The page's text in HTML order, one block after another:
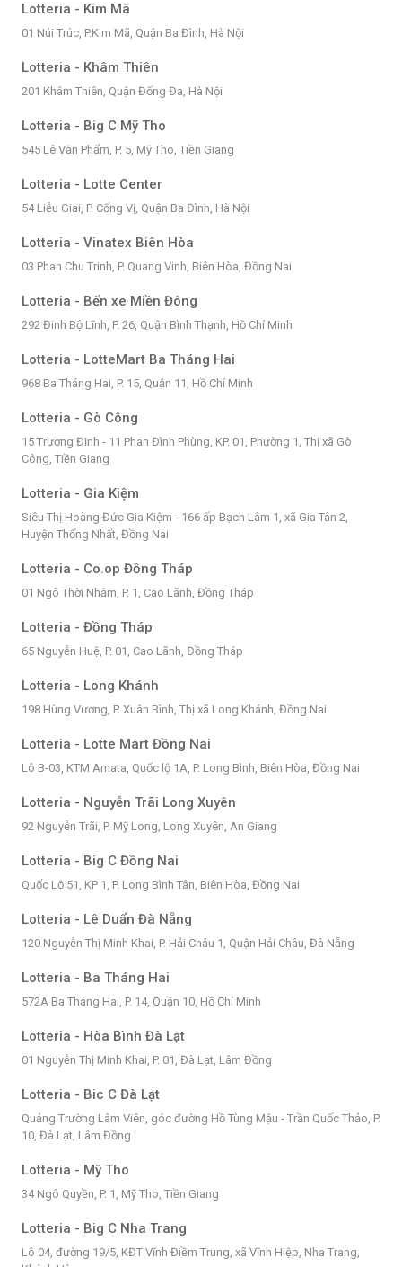
Lotteria - Kim Mã
01 Núi Trúc, P.Kim Mã, Quận Ba Đình, Hà Nội
Lotteria - Khâm Thiên
201 Khâm Thiên, Quận Đống Đa, Hà Nội
Lotteria - Big C Mỹ Tho
545 Lê Văn Phẩm, P. 5, Mỹ Tho, Tiền Giang
Lotteria - Lotte Center
54 Liễu Giai, P. Cống Vị, Quận Ba Đình, Hà Nội
Lotteria - Vinatex Biên Hòa
03 Phan Chu Trinh, P. Quang Vinh, Biên Hòa, Đồng Nai
Lotteria - Bến xe Miền Đông
292 Đinh Bộ Lĩnh, P. 26, Quận Bình Thạnh, Hồ Chí Minh
Lotteria - LotteMart Ba Tháng Hai
968 Ba Tháng Hai, P. 15, Quận 11, Hồ Chí Minh
Lotteria - Gò Công
15 Trương Định - 11 Phan Đình Phùng, KP. 01, Phường 1, Thị xã Gò
Công, Tiền Giang
Lotteria - Gia Kiệm
Siêu Thị Hoàng Đức Gia Kiệm - 166 ấp Bạch Lâm 1, xã Gia Tân 2,
Huyện Thống Nhất, Đồng Nai
Lotteria - Co.op Đồng Tháp
01 Ngô Thời Nhậm, P. 1, Cao Lãnh, Đồng Tháp
Lotteria - Đồng Tháp
65 Nguyễn Huệ, P. 01, Cao Lãnh, Đồng Tháp
Lotteria - Long Khánh
198 Hùng Vương, P. Xuân Bình, Thị xã Long Khánh, Đồng Nai
Lotteria - Lotte Mart Đồng Nai
Lô B-03, KTM Amata, Quốc lộ 1A, P. Long Bình, Biên Hòa, Đồng Nai
Lotteria - Nguyễn Trãi Long Xuyên
92 Nguyễn Trãi, P. Mỹ Long, Long Xuyên, An Giang
Lotteria - Big C Đồng Nai
Quốc Lộ 51, KP 1, P. Long Bình Tân, Biên Hòa, Đồng Nai
Lotteria - Lê Duẩn Đà Nẵng
120 Nguyễn Thị Minh Khai, P. Hải Châu 1, Quận Hải Châu, Đà Nẵng
Lotteria - Ba Tháng Hai
572A Ba Tháng Hai, P. 14, Quận 10, Hồ Chí Minh
Lotteria - Hòa Bình Đà Lạt
01 Nguyễn Thị Minh Khai, P. 01, Đà Lạt, Lâm Đồng
Lotteria - Bic C Đà Lạt
Quảng Trường Lâm Viên, góc đường Hồ Tùng Mậu - Trần Quốc Thảo, P.
10, Đà Lạt, Lâm Đồng
Lotteria - Mỹ Tho
34 Ngô Quyền, P. 1, Mỹ Tho, Tiền Giang
Lotteria - Big C Nha Trang
Lô 04, đường 19/5, KĐT Vĩnh Điềm Trung, xã Vĩnh Hiệp, Nha Trang,